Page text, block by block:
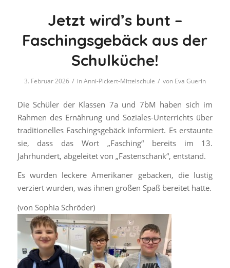
Jetzt wird’s bunt –
Faschingsgebäck aus der
Schulküche!
3. Februar 2026 / inAnni-Pickert-Mittelschule / von Eva Guerin
Die Schüler der Klassen 7a und 7bM haben sich im
Rahmen des Ernährung und Soziales-Unterrichts über
traditionelles Faschingsgebäck informiert. Es erstaunte
sie, dass das Wort „Fasching“ bereits im 13.
Jahrhundert, abgeleitet von „Fastenschank“, entstand.
Es wurden leckere Amerikaner gebacken, die lustig
verziert wurden, was ihnen großen Spaß bereitet hatte.
(von Sophia Schröder)